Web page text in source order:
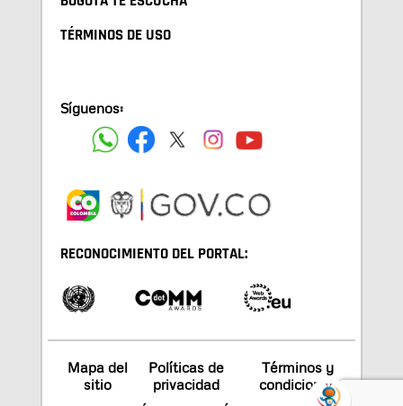
TÉRMINOS DE USO
Síguenos:
RECONOCIMIENTO DEL PORTAL:
Mapa del
sitio
Políticas de
privacidad
Términos y
condiciones